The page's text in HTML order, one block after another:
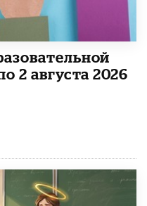
2 августа 2026